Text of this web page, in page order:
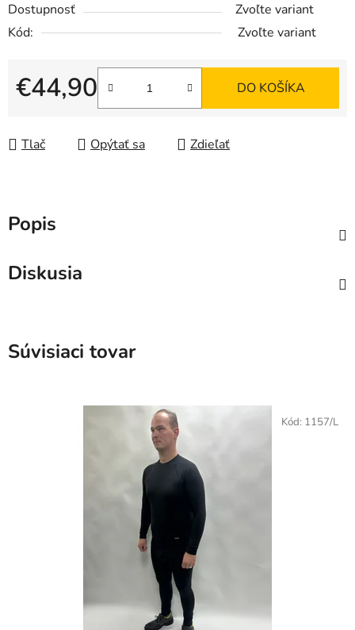
Dostupnosť
Zvoľte variant
Kód:
Zvoľte variant
€44,90
Jednotková cena:
DO KOŠÍKA
Tlač Opýtať sa Zdieľať
Popis
Diskusia
Súvisiaci tovar
Kód: 1157/L